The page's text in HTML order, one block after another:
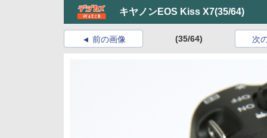
キヤノンEOS Kiss X7(35/64)
前の画像 (35/64) 次